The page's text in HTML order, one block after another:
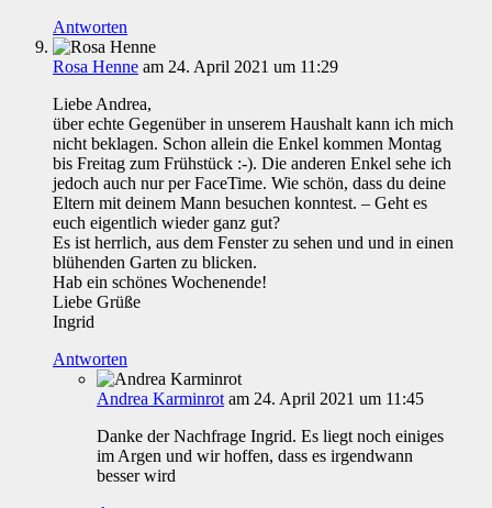
Antworten
Rosa Henne am 24. April 2021 um 11:29
Liebe Andrea,
über echte Gegenüber in unserem Haushalt kann ich mich
nicht beklagen. Schon allein die Enkel kommen Montag
bis Freitag zum Frühstück :-). Die anderen Enkel sehe ich
jedoch auch nur per FaceTime. Wie schön, dass du deine
Eltern mit deinem Mann besuchen konntest. – Geht es
euch eigentlich wieder ganz gut?
Es ist herrlich, aus dem Fenster zu sehen und und in einen
blühenden Garten zu blicken.
Hab ein schönes Wochenende!
Liebe Grüße
Ingrid
Antworten
Andrea Karminrot am 24. April 2021 um 11:45
Danke der Nachfrage Ingrid. Es liegt noch einiges
im Argen und wir hoffen, dass es irgendwann
besser wird